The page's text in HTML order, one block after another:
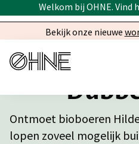
Welkom bij OHNE. Vind
Bekijk onze nieuwe
Ontmoet bioboeren
lopen zoveel mogelijk